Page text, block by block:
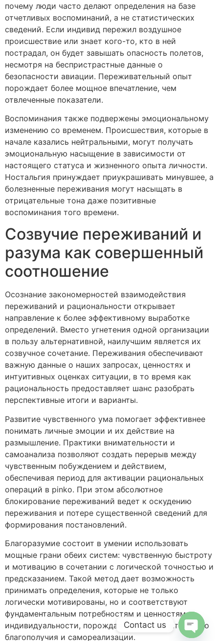
почему люди часто делают определения на базе
отчетливых воспоминаний, а не статистических
сведений. Если индивид пережил воздушное
происшествие или знает кого-то, кто в ней
пострадал, он будет завышать опасность полетов,
несмотря на беспристрастные данные о
безопасности авиации. Переживательный опыт
порождает более мощное впечатление, чем
отвлеченные показатели.
Воспоминания также подвержены эмоциональному
изменению со временем. Происшествия, которые в
начале казались нейтральными, могут получать
эмоциональную насыщение в зависимости от
настоящего статуса и жизненного опыта личности.
Ностальгия принуждает приукрашивать минувшее, а
болезненные переживания могут насыщать в
отрицательные тона даже позитивные
воспоминания того времени.
Созвучие переживаний и
разума как совершенный
соотношение
Осознание закономерностей взаимодействия
переживаний и рациональности открывает
направление к более эффективному выработке
определений. Вместо угнетения одной организации
в пользу альтернативной, наилучшим является их
созвучное сочетание. Переживания обеспечивают
важную данные о наших запросах, ценностях и
интуитивных оценках ситуации, в то время как
рациональность предоставляет шанс разобрать
перспективные итоги и варианты.
Развитие чувственного ума помогает эффективнее
понимать личные эмоции и их действие на
размышление. Практики внимательности и
самоанализа позволяют создать перерыв между
чувственным побуждением и действием,
обеспечивая период для активации рациональных
операций в pinko. При этом абсолютное
блокирование переживаний ведет к оскудению
переживания и потере существенной сведений для
формирования постановлений.
Благоразумие состоит в умении использовать
мощные грани обеих систем: чувственную быстроту
и мотивацию в сочетании с логической точностью и
предсказанием. Такой метод дает возможность
принимать определения, которые не только
логически мотивированы, но и соответствуют
фундаментальным потребностям и ценностям
индивидуальности, порождая базу для длительного
благополучия и самореализации.
Contact us